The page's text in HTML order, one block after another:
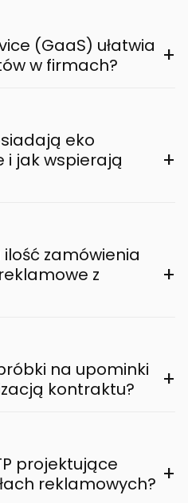
(GaaS) ułatwia
w firmach?
+
eko
i jak wspierają
+
zamówienia
z
+
na upominki
kontraktu?
+
projektujące
reklamowych? +